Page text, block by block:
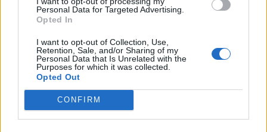
Personal Data for Targeted Advertising.
Opted In
I want to opt-out of Collection, Use,
Retention, Sale, and/or Sharing of my
Personal Data that Is Unrelated with the
Purposes for which it was collected.
Opted Out
CONFIRM
La Fiom continua a dar battaglia
ma per Marchionne la questione
del nuovo contratto è chiusa
22/01/2011